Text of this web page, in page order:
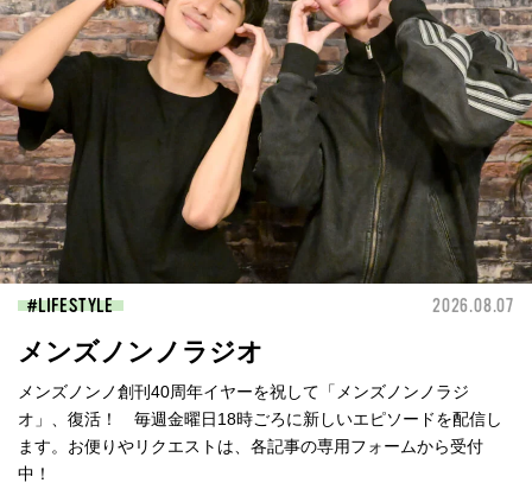
LIFESTYLE 2026.08.07
メンズノンノラジオ
メンズノンノ創刊40周年イヤーを祝して「メンズノンノラジ
オ」、復活！ 毎週金曜日18時ごろに新しいエピソードを配信し
ます。お便りやリクエストは、各記事の専用フォームから受付
中！